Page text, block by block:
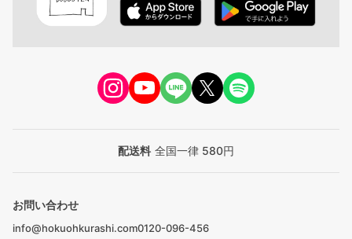
配送料 全国一律 580円
お問い合わせ
info@hokuohkurashi.com0120-096-456